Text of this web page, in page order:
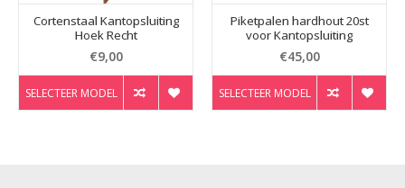
Cortenstaal Kantopsluiting
Hoek Recht
€9,00
SELECTEER MODEL
Piketpalen hardhout 20st
voor Kantopsluiting
€45,00
SELECTEER MODEL